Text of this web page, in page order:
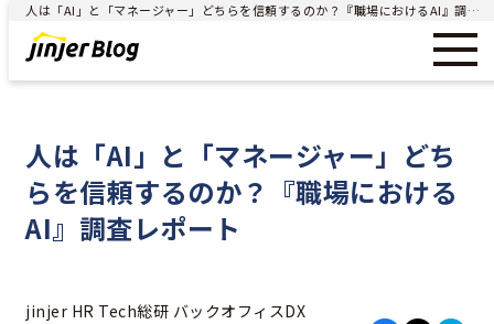
人は「AI」と「マネージャー」どちらを信頼するのか？『職場におけるAI』調査レポート - ジンジャー（jinjer）｜統合型人事システム
人は「AI」と「マネージャー」どち
らを信頼するのか？『職場における
AI』調査レポート
jinjer HR Tech総研 バックオフィスDX